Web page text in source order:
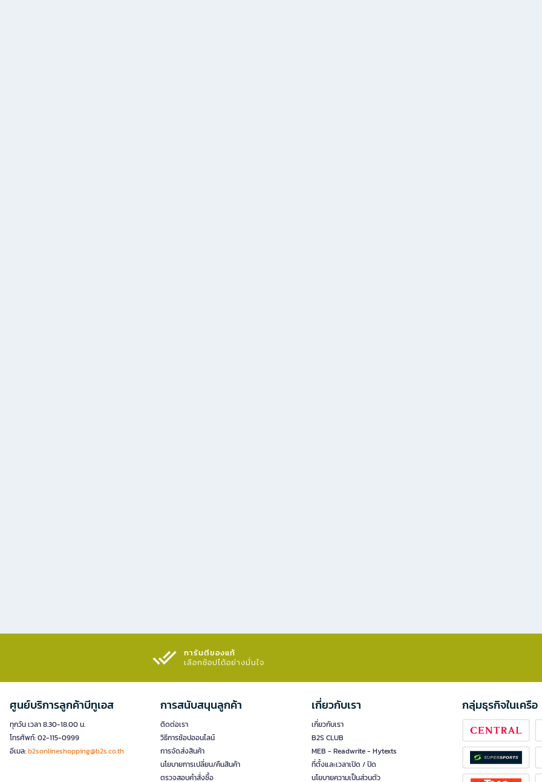
การันตีของแท้
เลือกช้อปได้อย่างมั่นใจ​
ศูนย์บริการลูกค้าบีทูเอส
ทุกวัน เวลา 8.30-18.00 น.
โทรศัพท์: 02-115-0999
อีเมล:b2sonlineshopping@b2s.co.th
การสนับสนุนลูกค้า
ติดต่อเรา
วิธีการช้อปออนไลน์
การจัดส่งสินค้า
นโยบายการเปลี่ยน/คืนสินค้า
ตรวจสอบคำสั่งซื้อ
เกี่ยวกับเรา
เกี่ยวกับเรา
B2S CLUB
MEB - Readwrite - Hytexts
ที่ตั้งและเวลาเปิด / ปิด
นโยบายความเป็นส่วนตัว
กลุ่มธุรกิจในเครือ